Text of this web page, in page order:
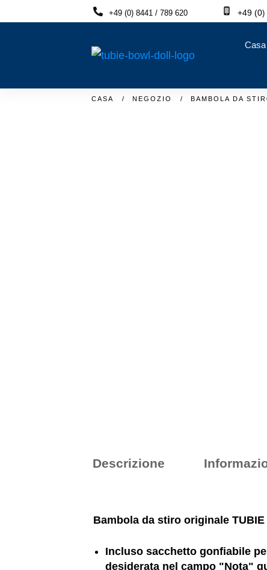
+49 (0) 8441 / 789 620 +49 (0)
Casa
CASA / NEGOZIO / BAMBOLA DA
Descrizione
Bambola da stiro originale TUBIE
Incluso sacchetto gonfiabile
desiderata nel campo "Nota"